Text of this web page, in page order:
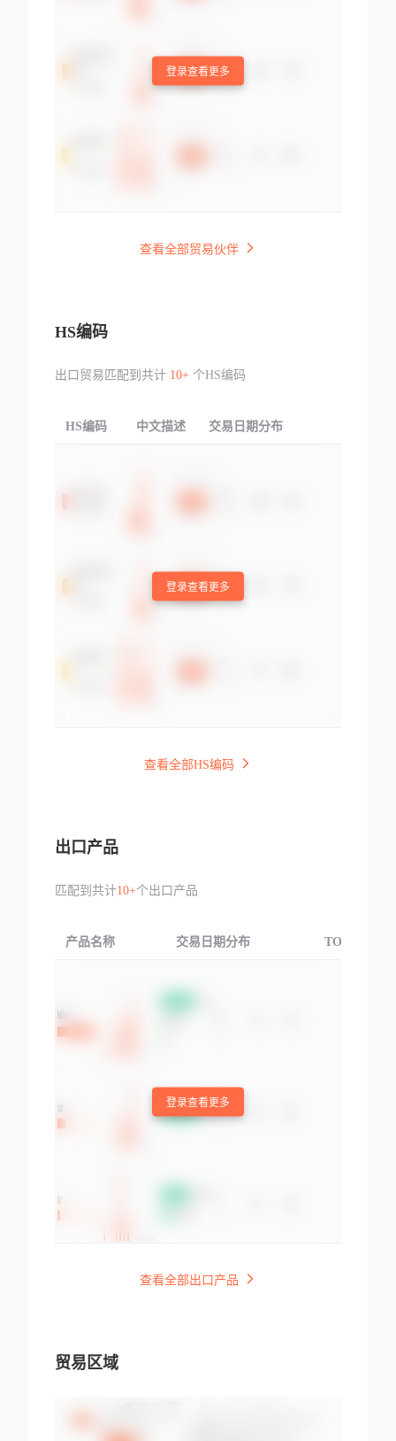
登录查看更多
查看全部贸易伙伴
HS编码
出口贸易匹配到共计 10+个HS编码
HS编码 中文描述 交易日期分布
登录查看更多
查看全部HS编码
出口产品
匹配到共计10+个出口产品
产品名称 交易日期分布 TOP3交易国
登录查看更多
查看全部出口产品
贸易区域